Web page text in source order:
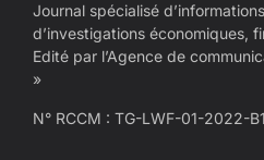
Journal spécialisé
d’investigations économiques,
Edité par l’Agence de
»
N° RCCM : TG-LWF-01-2022-